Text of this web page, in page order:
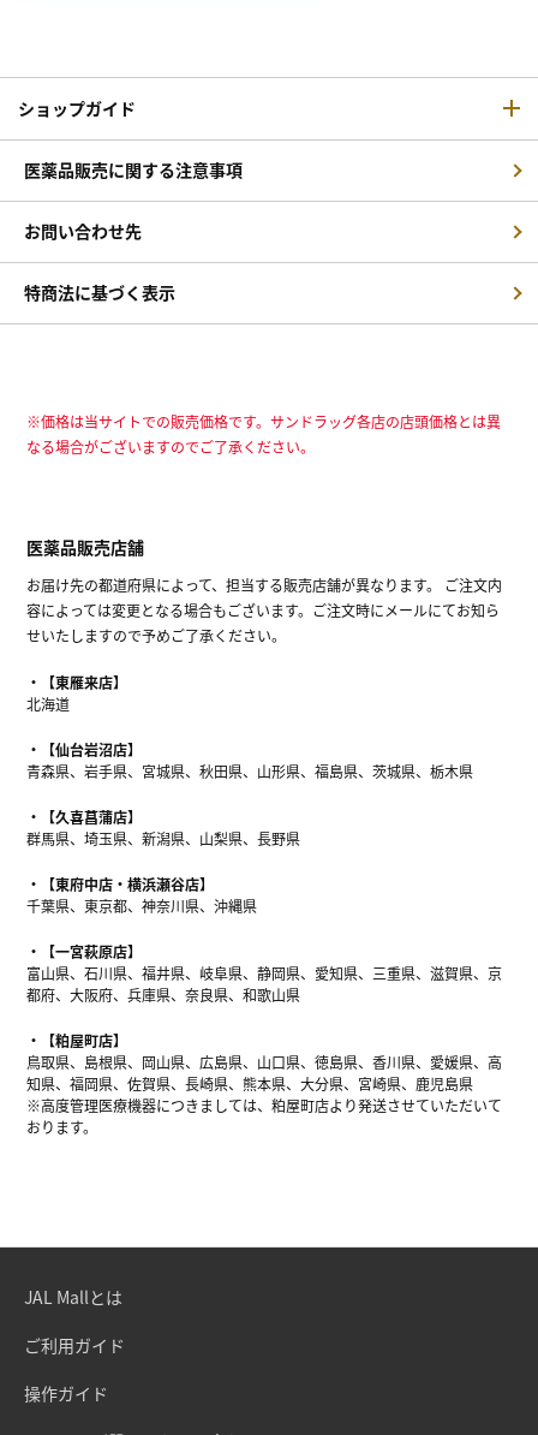
ショップガイド
医薬品販売に関する注意事項
お問い合わせ先
特商法に基づく表示
※価格は当サイトでの販売価格です。サンドラッグ各店の店頭価格とは異
なる場合がございますのでご了承ください。
医薬品販売店舗
お届け先の都道府県によって、担当する販売店舗が異なります。 ご注文内
容によっては変更となる場合もございます。ご注文時にメールにてお知ら
せいたしますので予めご了承ください。
【東雁来店】
北海道
【仙台岩沼店】
青森県、岩手県、宮城県、秋田県、山形県、福島県、茨城県、栃木県
【久喜菖蒲店】
群馬県、埼玉県、新潟県、山梨県、長野県
【東府中店・横浜瀬谷店】
千葉県、東京都、神奈川県、沖縄県
【一宮萩原店】
富山県、石川県、福井県、岐阜県、静岡県、愛知県、三重県、滋賀県、京
都府、大阪府、兵庫県、奈良県、和歌山県
【粕屋町店】
鳥取県、島根県、岡山県、広島県、山口県、徳島県、香川県、愛媛県、高
知県、福岡県、佐賀県、長崎県、熊本県、大分県、宮崎県、鹿児島県
※高度管理医療機器につきましては、粕屋町店より発送させていただいて
おります。
JAL Mallとは
ご利用ガイド
操作ガイド